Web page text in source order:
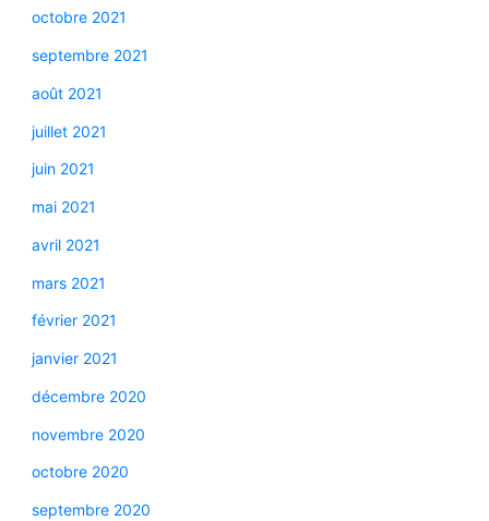
octobre 2021
septembre 2021
août 2021
juillet 2021
juin 2021
mai 2021
avril 2021
mars 2021
février 2021
janvier 2021
décembre 2020
novembre 2020
octobre 2020
septembre 2020